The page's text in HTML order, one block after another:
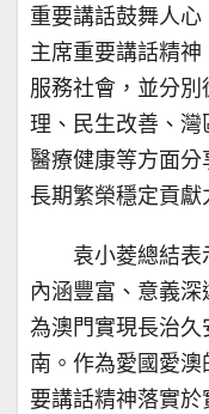
重要講話鼓舞人
主席重要講話精神
服務社會，並分
理、民生改善、灣
醫療健康等方面
長期繁榮穩定貢獻
袁小菱總結表
內涵豐富、意義深
為澳門實現長治
南。作為愛國愛
要講話精神落實